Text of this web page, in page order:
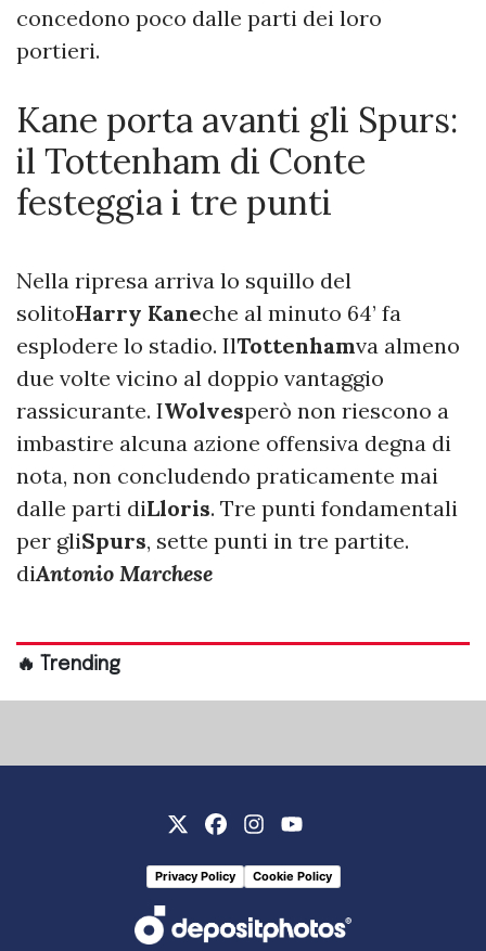
concedono poco dalle parti dei loro
portieri.
Kane porta avanti gli Spurs:
il Tottenham di Conte
festeggia i tre punti
Nella ripresa arriva lo squillo del
solitoHarry Kaneche al minuto 64’ fa
esplodere lo stadio. IlTottenhamva almeno
due volte vicino al doppio vantaggio
rassicurante. IWolvesperò non riescono a
imbastire alcuna azione offensiva degna di
nota, non concludendo praticamente mai
dalle parti diLloris. Tre punti fondamentali
per gliSpurs, sette punti in tre partite.
diAntonio Marchese
🔥 Trending
Privacy Policy Cookie Policy